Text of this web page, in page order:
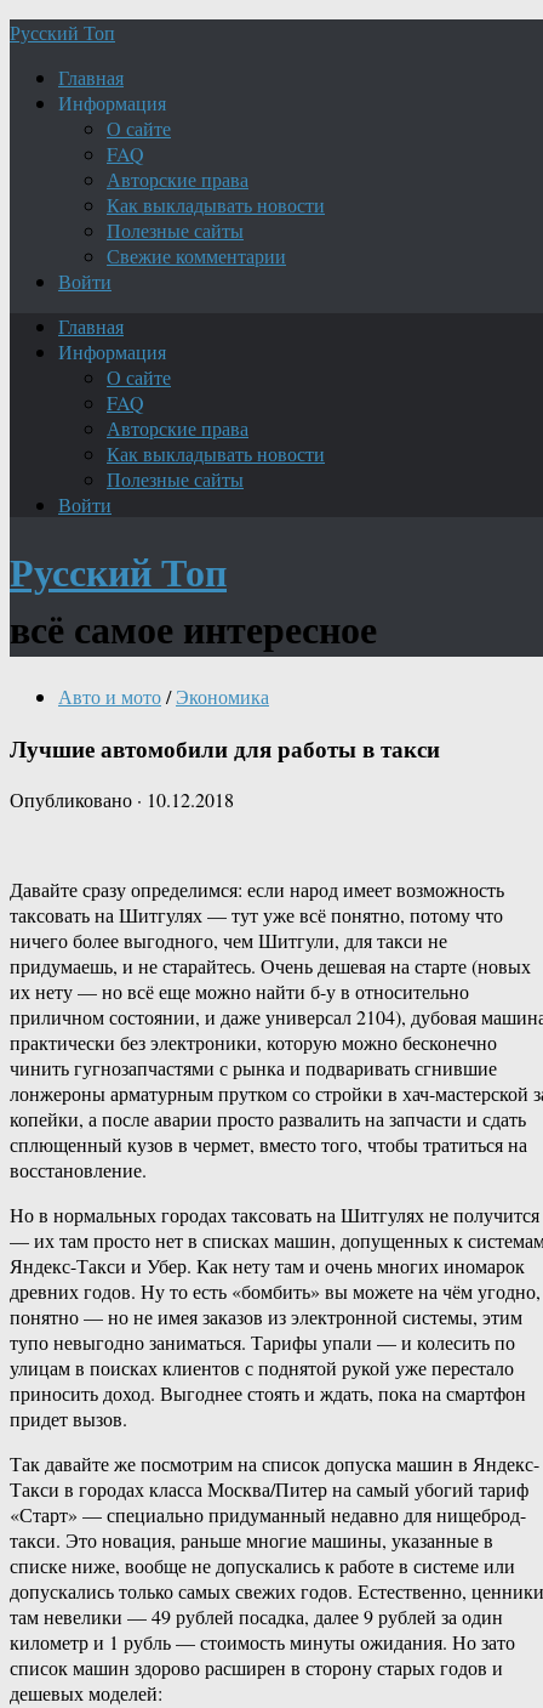
Русский Топ
Главная
Информация
О сайте
FAQ
Авторские права
Как выкладывать новости
Полезные сайты
Свежие комментарии
Войти
Главная
Информация
О сайте
FAQ
Авторские права
Как выкладывать новости
Полезные сайты
Войти
Русский Топ
всё самое интересное
Авто и мото/ Экономика
Лучшие автомобили для работы в такси
Опубликовано · 10.12.2018
Давайте сразу определимся: если народ имеет возможность
таксовать на Шитгулях — тут уже всё понятно, потому что
ничего более выгодного, чем Шитгули, для такси не
придумаешь, и не старайтесь. Очень дешевая на старте (новых
их нету — но всё еще можно найти б-у в относительно
приличном состоянии, и даже универсал 2104), дубовая
практически без электроники, которую можно бесконечно
чинить гугнозапчастями с рынка и подваривать сгнившие
лонжероны арматурным прутком со стройки в хач-мастерской
копейки, а после аварии просто развалить на запчасти и сдать
сплющенный кузов в чермет, вместо того, чтобы тратиться на
восстановление.
Но в нормальных городах таксовать на Шитгулях не получится
— их там просто нет в списках машин, допущенных к
Яндекс-Такси и Убер. Как нету там и очень многих иномарок
древних годов. Ну то есть «бомбить» вы можете на чём угодно,
понятно — но не имея заказов из электронной системы, этим
тупо невыгодно заниматься. Тарифы упали — и колесить по
улицам в поисках клиентов с поднятой рукой уже перестало
приносить доход. Выгоднее стоять и ждать, пока на смартфон
придет вызов.
Так давайте же посмотрим на список допуска машин в Яндекс-
Такси в городах класса Москва/Питер на самый убогий тариф
«Старт» — специально придуманный недавно для нищеброд-
такси. Это новация, раньше многие машины, указанные в
списке ниже, вообще не допускались к работе в системе или
допускались только самых свежих годов. Естественно, ценники
там невелики — 49 рублей посадка, далее 9 рублей за один
километр и 1 рубль — стоимость минуты ожидания. Но зато
список машин здорово расширен в сторону старых годов и
дешевых моделей: